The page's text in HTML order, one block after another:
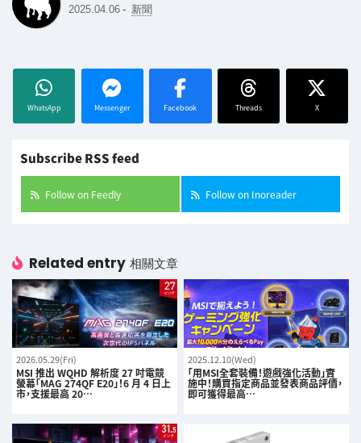
2025.04.06 - 新聞
WhatsApp Messenger Facebook Threads X
Subscribe RSS feed
Follow on Feedly Follow on Inoreader
Related entry 相關文章
2026.05.29(Fri)
MSI 推出 WQHD 解析度 27 吋電競
螢幕「MAG 274QF E20」！6 月 4 日上
市，支援最高 20…
2025.12.10(Wed)
「用MSI全套裝備！遊戲強化活動」實
施中！購買指定商品並發表商品評價，
即可獲得最高…